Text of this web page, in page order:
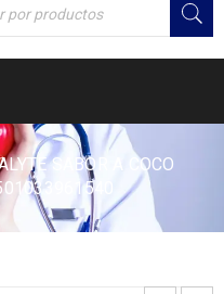
SABOR A COCO